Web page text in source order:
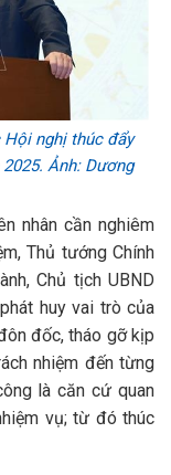
nghị thúc đẩy
Ảnh: Dương
nhân cần nghiêm
Thủ tướng Chính
Chủ tịch UBND
huy vai trò của
đốc, tháo gỡ kịp
nhiệm đến từng
là căn cứ quan
vụ; từ đó thúc